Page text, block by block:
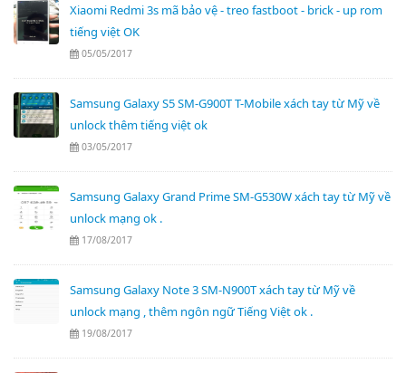
Xiaomi Redmi 3s mã bảo vệ - treo fastboot - brick - up rom
tiếng việt OK
05/05/2017
Samsung Galaxy S5 SM-G900T T-Mobile xách tay từ Mỹ về
unlock thêm tiếng việt ok
03/05/2017
Samsung Galaxy Grand Prime SM-G530W xách tay từ Mỹ về
unlock mạng ok .
17/08/2017
Samsung Galaxy Note 3 SM-N900T xách tay từ Mỹ về
unlock mạng , thêm ngôn ngữ Tiếng Việt ok .
19/08/2017